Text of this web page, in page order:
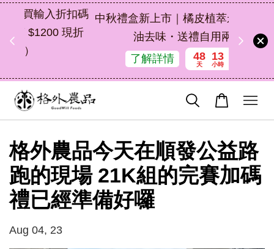
中秋禮盒新上市｜橘皮植萃永續好禮，解
油去味・送禮自用兩相宜
48
天
13
小時
17
分鐘
格外農品今天在順發公益路
跑的現場 21K組的完賽加碼
禮已經準備好囉
Aug 04, 23